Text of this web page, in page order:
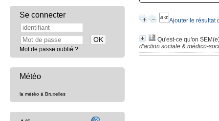
Ajouter le résultat
Qu'est-ce qu'on
d'action sociale & médico-
Se connecter
Mot de passe oublié ?
Météo
la météo à Bruxelles